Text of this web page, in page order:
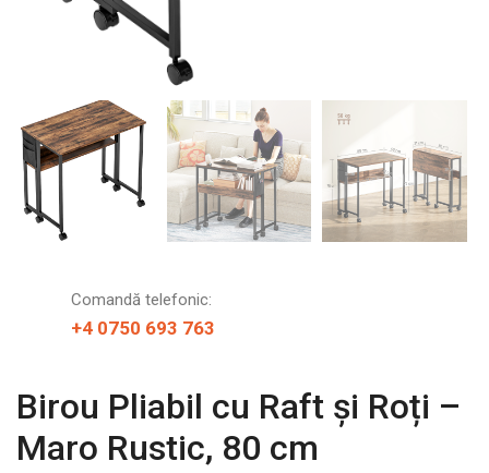
Comandă telefonic:
+4 0750 693 763
Birou Pliabil cu Raft și Roți –
Maro Rustic, 80 cm